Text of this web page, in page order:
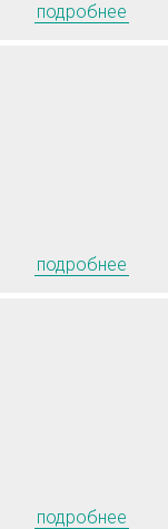
подробнее
подробнее
подробнее